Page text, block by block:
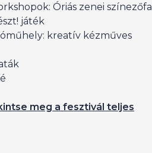
Óriás zenei színezőfal
játék
kreatív kézműves
meg a fesztivál teljes